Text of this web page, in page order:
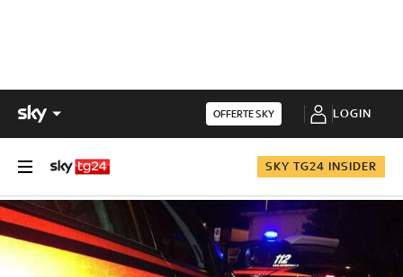
OFFERTE SKY LOGIN
SKY TG24 INSIDER